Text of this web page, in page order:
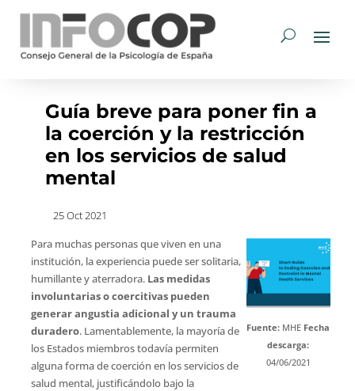
Guía breve para poner fin a
la coerción y la restricción
en los servicios de salud
mental
25 Oct 2021
Para muchas personas que viven en una
institución, la experiencia puede ser solitaria,
humillante y aterradora. Las medidas
involuntarias o coercitivas pueden
generar angustia adicional y un trauma
duradero. Lamentablemente, la mayoría de
los Estados miembros todavía permiten
alguna forma de coerción en los servicios de
salud mental, justificándolo bajo la
Fuente: MHE Fecha
descarga:
04/06/2021